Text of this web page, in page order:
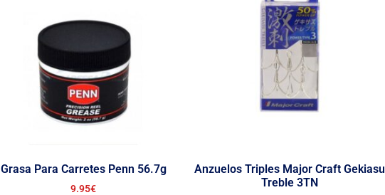
Grasa Para Carretes Penn 56.7g
9.95€
Anzuelos Triples Major Craft Gekiasu
Treble 3TN